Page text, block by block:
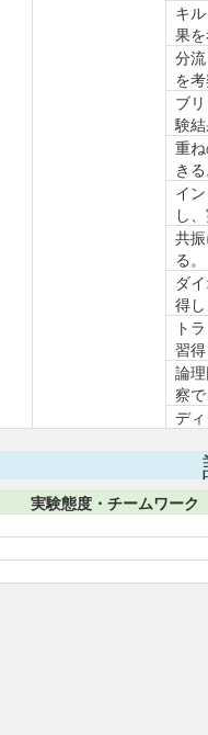
キ
果
分
を
ブ
験
重
き
イ
し
共
る。
ダ
得
ト
習
論
察
デ
実験態度・チームワーク